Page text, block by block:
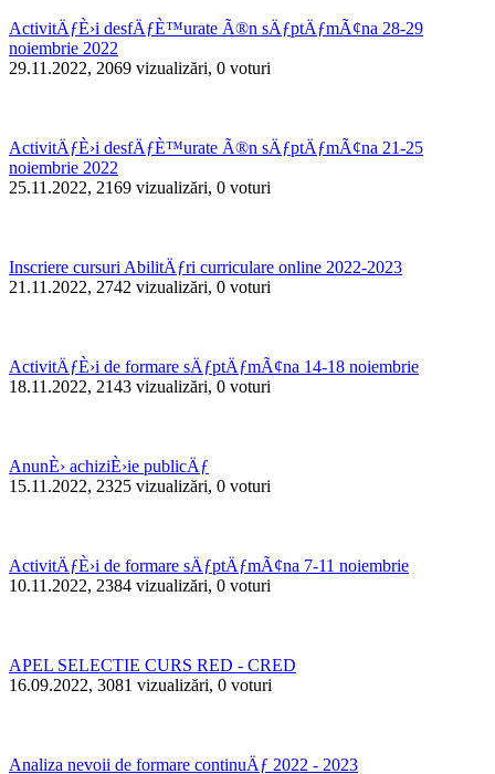
ActivitÄƒÈ›i desfÄƒÈ™urate Ã®n sÄƒptÄƒmÃ¢na 28-29
noiembrie 2022
29.11.2022, 2069 vizualizări, 0 voturi
ActivitÄƒÈ›i desfÄƒÈ™urate Ã®n sÄƒptÄƒmÃ¢na 21-25
noiembrie 2022
25.11.2022, 2169 vizualizări, 0 voturi
Inscriere cursuri AbilitÄƒri curriculare online 2022-2023
21.11.2022, 2742 vizualizări, 0 voturi
ActivitÄƒÈ›i de formare sÄƒptÄƒmÃ¢na 14-18 noiembrie
18.11.2022, 2143 vizualizări, 0 voturi
AnunÈ› achiziÈ›ie publicÄƒ
15.11.2022, 2325 vizualizări, 0 voturi
ActivitÄƒÈ›i de formare sÄƒptÄƒmÃ¢na 7-11 noiembrie
10.11.2022, 2384 vizualizări, 0 voturi
APEL SELECTIE CURS RED - CRED
16.09.2022, 3081 vizualizări, 0 voturi
Analiza nevoii de formare continuÄƒ 2022 - 2023